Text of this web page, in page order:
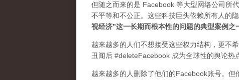
但随之而来的是 Facebook 等大型网络公司所
不平等和不公正。这些科技巨头依赖所有人的
视经济”这一长期而根本性的问题的典型案例之
越来越多的人们不想接受这些权力结构，更不
丑闻后 #deleteFacebook 成为全球性的舆论热
越来越多的人删除了他们的Facebook账号。